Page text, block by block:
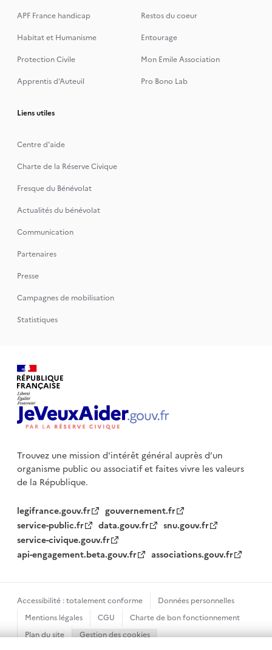
APF France handicap
Restos du coeur
Habitat et Humanisme
Entourage
Protection Civile
Mon Emile Association
Apprentis d’Auteuil
Pro Bono Lab
Liens utiles
Centre d'aide
Charte de la Réserve Civique
Fresque du Bénévolat
Actualités du bénévolat
Communication
Partenaires
Presse
Campagnes de mobilisation
Statistiques
Trouvez une mission d'intérêt général auprès d’un
organisme publicou associatif et faites vivre les valeurs
de la République.
legifrance.gouv.fr
gouvernement.fr
service-public.fr
data.gouv.fr
snu.gouv.fr
service-civique.gouv.fr
api-engagement.beta.gouv.fr
associations.gouv.fr
Accessibilité : totalement conforme
Données personnelles
Mentions légales
CGU
Charte de bon fonctionnement
Plan du site
Gestion des cookies